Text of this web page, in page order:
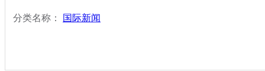
分类名称： 国际新闻